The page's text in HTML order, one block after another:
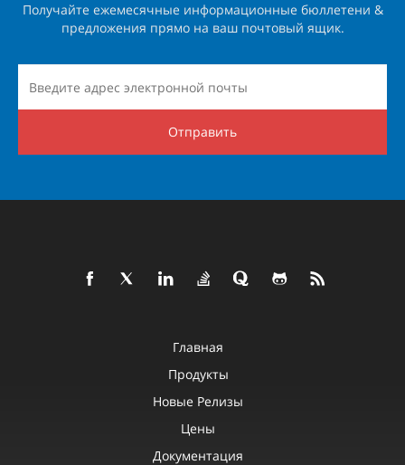
Получайте ежемесячные информационные бюллетени &
предложения прямо на ваш почтовый ящик.
Отправить
Главная
Продукты
Новые Релизы
Цены
Документация